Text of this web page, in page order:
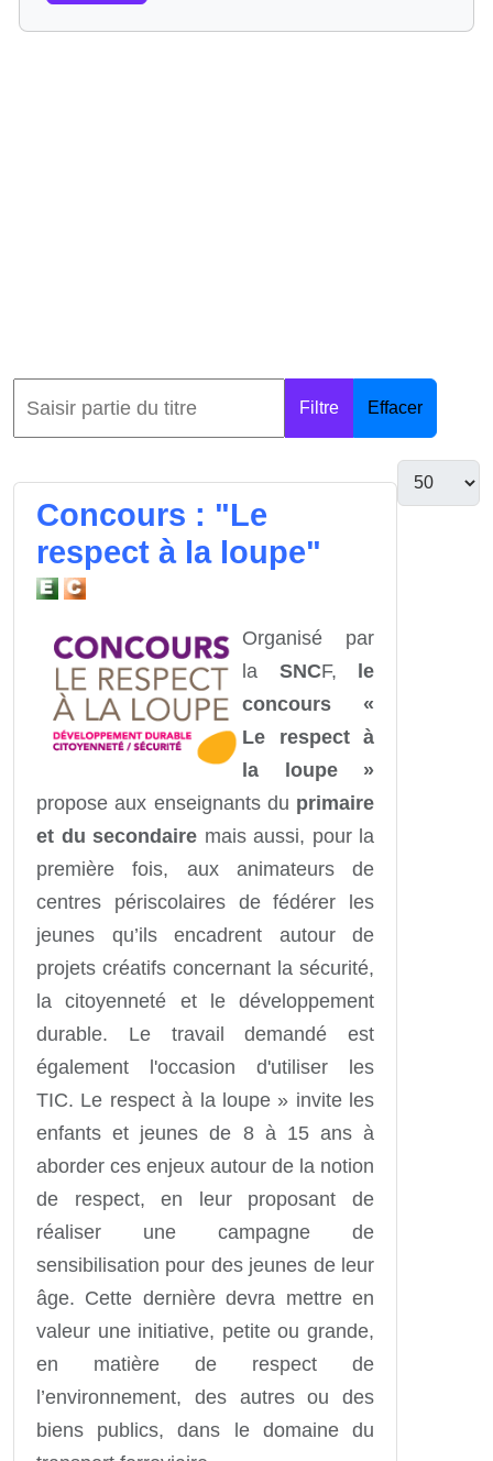
Filtre Effacer
Concours : "Le
respect à la loupe"
Organisé par
la SNCF, le
concours «
Le respect à
la loupe »
propose aux enseignants du primaire
et du secondaire mais aussi, pour la
première fois, aux animateurs de
centres périscolaires de fédérer les
jeunes qu’ils encadrent autour de
projets créatifs concernant la sécurité,
la citoyenneté et le développement
durable. Le travail demandé est
également l'occasion d'utiliser les
TIC. Le respect à la loupe » invite les
enfants et jeunes de 8 à 15 ans à
aborder ces enjeux autour de la notion
de respect, en leur proposant de
réaliser une campagne de
sensibilisation pour des jeunes de leur
âge. Cette dernière devra mettre en
valeur une initiative, petite ou grande,
en matière de respect de
l’environnement, des autres ou des
biens publics, dans le domaine du